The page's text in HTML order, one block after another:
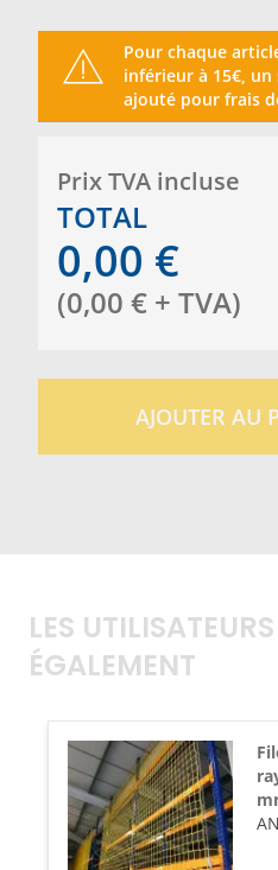
Pour chaque
inférieur à 15€, un
ajouté pour frais
Prix ​​TVA incluse
TOTAL
0,00 €
(0,00 € + TVA)
AJOUTER AU
LES
ÉGALEMENT